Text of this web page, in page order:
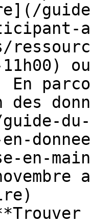
11h00)
des
en-